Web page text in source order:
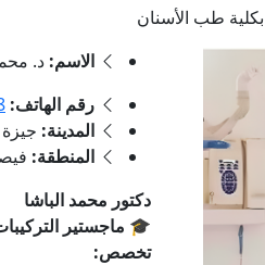
طب الأسنان
الاسم: د.
رقم الهاتف:
المدينة: جيزة
المنطقة:
دكتور محمد الباشا
🎓 ماجستير
تخصص: